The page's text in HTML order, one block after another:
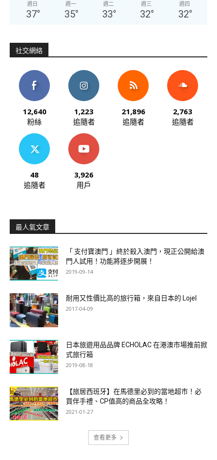
週日
37°
週一
35°
週二
33°
週三
32°
週四
32°
社交網絡
12,640
粉絲
1,223
追隨者
21,896
追隨者
2,763
追隨者
48
追隨者
3,926
用戶
最人氣文章
「 支付寶澳門 」終於殺入澳門，現正公開給澳
門人試用！功能將逐步開展！
2019-09-14
耐用又性價比高的旅行箱，來自日本的 Lojel
2017-04-09
日本旅遊用品品牌 ECHOLAC 在港澳市場推前掀
式旅行箱
2019-08-18
【旅居西班牙】在馬德里必到的當地超市！必
買伴手禮、CP值高的商品全攻略！
2021-01-27
查看更多